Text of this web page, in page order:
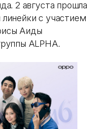
2 августа прошла
с участием
Аиды
ALPHA.